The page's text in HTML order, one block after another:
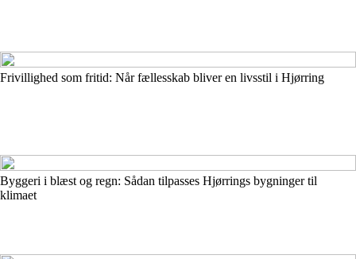
Frivillighed som fritid: Når fællesskab bliver en livsstil i Hjørring
Byggeri i blæst og regn: Sådan tilpasses Hjørrings bygninger til
klimaet